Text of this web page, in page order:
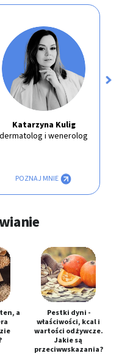
Katarzyna Kulig
dermatolog i wenerolog
POZNAJ MNIE
a
Pestki dyni -
właściwości, kcal i
wartości odżywcze.
Jakie są
przeciwwskazania?